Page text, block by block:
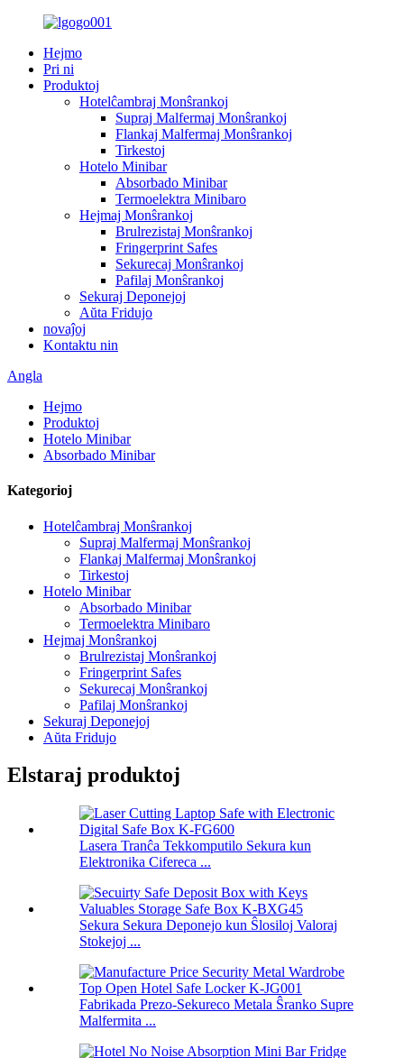
Hejmo
Pri ni
Produktoj
Hotelĉambraj Monŝrankoj
Supraj Malfermaj Monŝrankoj
Flankaj Malfermaj Monŝrankoj
Tirkestoj
Hotelo Minibar
Absorbado Minibar
Termoelektra Minibaro
Hejmaj Monŝrankoj
Brulrezistaj Monŝrankoj
Fringerprint Safes
Sekurecaj Monŝrankoj
Pafilaj Monŝrankoj
Sekuraj Deponejoj
Aŭta Fridujo
novaĵoj
Kontaktu nin
Angla
Hejmo
Produktoj
Hotelo Minibar
Absorbado Minibar
Kategorioj
Hotelĉambraj Monŝrankoj
Supraj Malfermaj Monŝrankoj
Flankaj Malfermaj Monŝrankoj
Tirkestoj
Hotelo Minibar
Absorbado Minibar
Termoelektra Minibaro
Hejmaj Monŝrankoj
Brulrezistaj Monŝrankoj
Fringerprint Safes
Sekurecaj Monŝrankoj
Pafilaj Monŝrankoj
Sekuraj Deponejoj
Aŭta Fridujo
Elstaraj produktoj
Lasera Tranĉa Tekkomputilo Sekura kun
Elektronika Cifereca ...
Sekura Sekura Deponejo kun Ŝlosiloj Valoraj
Stokejoj ...
Fabrikada Prezo-Sekureco Metala Ŝranko Supre
Malfermita ...